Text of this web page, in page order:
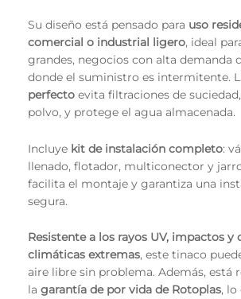
Su diseño está pensado para uso
comercial o industrial ligero, ideal
grandes, negocios con alta demanda
donde el suministro es intermitente.
perfecto evita filtraciones de
polvo, y protege el agua almacenada.
Incluye kit de instalación completo:
llenado, flotador, multiconector y
facilita el montaje y garantiza una
segura.
Resistente a los rayos UV, impactos y
climáticas extremas, este tinaco
aire libre sin problema. Además, está
la garantía de por vida de Rotoplas, lo